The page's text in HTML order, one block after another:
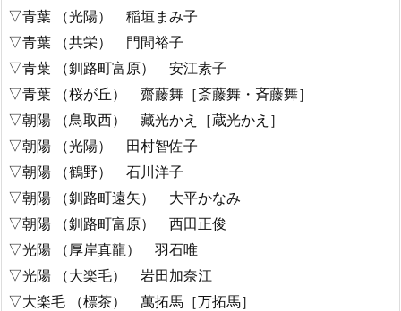
▽青葉 （光陽） 稲垣まみ子
▽青葉 （共栄） 門間裕子
▽青葉 （釧路町富原） 安江素子
▽青葉 （桜が丘） 齋藤舞［斎藤舞・斉藤舞］
▽朝陽 （鳥取西） 藏光かえ［蔵光かえ］
▽朝陽 （光陽） 田村智佐子
▽朝陽 （鶴野） 石川洋子
▽朝陽 （釧路町遠矢） 大平かなみ
▽朝陽 （釧路町富原） 西田正俊
▽光陽 （厚岸真龍） 羽石唯
▽光陽 （大楽毛） 岩田加奈江
▽大楽毛 （標茶） 萬拓馬［万拓馬］